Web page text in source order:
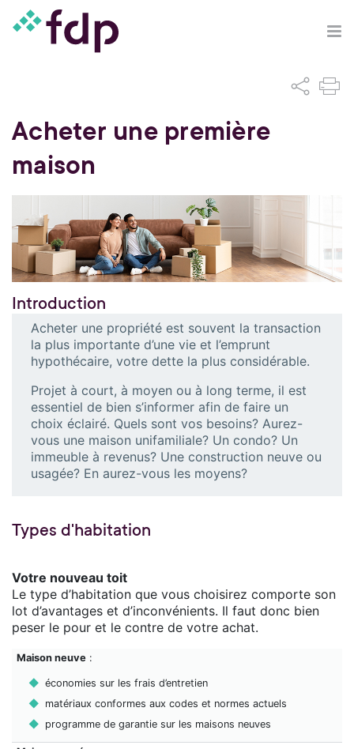
Acheter une première
maison
Introduction
Acheter une propriété est souvent la transaction
la plus importante d’une vie et l’emprunt
hypothécaire, votre dette la plus considérable.
Projet à court, à moyen ou à long terme, il est
essentiel de bien s’informer afin de faire un
choix éclairé. Quels sont vos besoins? Aurez-
vous une maison unifamiliale? Un condo? Un
immeuble à revenus? Une construction neuve ou
usagée? En aurez-vous les moyens?
Types d'habitation
Votre nouveau toit
Le type d’habitation que vous choisirez comporte son
lot d’avantages et d’inconvénients. Il faut donc bien
peser le pour et le contre de votre achat.
Maison neuve :
économies sur les frais d’entretien
matériaux conformes aux codes et normes actuels
programme de garantie sur les maisons neuves